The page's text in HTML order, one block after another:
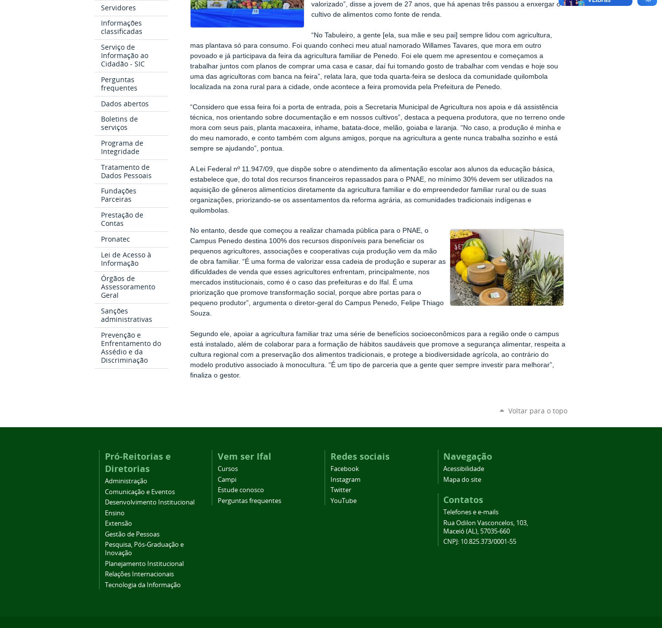
Servidores
Informações
classificadas
Serviço de
Informação ao
Cidadão - SIC
Perguntas
frequentes
Dados abertos
Boletins de
serviços
Programa de
Integridade
Tratamento de
Dados Pessoais
Fundações
Parceiras
Prestação de
Contas
Pronatec
Lei de Acesso à
Informação
Órgãos de
Assessoramento
Geral
Sanções
administrativas
Prevenção e
Enfrentamento do
Assédio e da
Discriminação
valorizado”, disse a jovem de 27 anos, que há apenas três passou a enxergar o
cultivo de alimentos como fonte de renda.
“No Tabuleiro, a gente [ela, sua mãe e seu pai] sempre lidou com agricultura,
mas plantava só para consumo. Foi quando conheci meu atual namorado Willames Tavares, que mora em outro
povoado e já participava da feira da agricultura familiar de Penedo. Foi ele quem me apresentou e começamos a
trabalhar juntos com planos de comprar uma casa e casar, daí fui tomando gosto de trabalhar com vendas e hoje sou
uma das agricultoras com banca na feira”, relata Iara, que toda quarta-feira se desloca da comunidade quilombola
localizada na zona rural para a cidade, onde acontece a feira promovida pela Prefeitura de Penedo.
“Considero que essa feira foi a porta de entrada, pois a Secretaria Municipal de Agricultura nos apoia e dá assistência
técnica, nos orientando sobre documentação e em nossos cultivos”, destaca a pequena produtora, que no terreno onde
mora com seus pais, planta macaxeira, inhame, batata-doce, melão, goiaba e laranja. “No caso, a produção é minha e
do meu namorado, e conto também com alguns amigos, porque na agricultura a gente nunca trabalha sozinho e está
sempre se ajudando”, pontua.
A Lei Federal nº 11.947/09, que dispõe sobre o atendimento da alimentação escolar aos alunos da educação básica,
estabelece que, do total dos recursos financeiros repassados para o PNAE, no mínimo 30% devem ser utilizados na
aquisição de gêneros alimentícios diretamente da agricultura familiar e do empreendedor familiar rural ou de suas
organizações, priorizando-se os assentamentos da reforma agrária, as comunidades tradicionais indígenas e
quilombolas.
No entanto, desde que começou a realizar chamada pública para o PNAE, o
Campus Penedo destina 100% dos recursos disponíveis para beneficiar os
pequenos agricultores, associações e cooperativas cuja produção vem da mão
de obra familiar. “É uma forma de valorizar essa cadeia de produção e superar as
dificuldades de venda que esses agricultores enfrentam, principalmente, nos
mercados institucionais, como é o caso das prefeituras e do Ifal. É uma
priorização que promove transformação social, porque abre portas para o
pequeno produtor”, argumenta o diretor-geral do Campus Penedo, Felipe Thiago
Souza.
Segundo ele, apoiar a agricultura familiar traz uma série de benefícios socioeconômicos para a região onde o campus
está instalado, além de colaborar para a formação de hábitos saudáveis que promove a segurança alimentar, respeita a
cultura regional com a preservação dos alimentos tradicionais, e protege a biodiversidade agrícola, ao contrário do
modelo produtivo associado à monocultura. “É um tipo de parceria que a gente quer sempre investir para melhorar”,
finaliza o gestor.
Voltar para o topo
Pró-Reitorias e
Diretorias
Administração
Comunicação e Eventos
Desenvolvimento Institucional
Ensino
Extensão
Gestão de Pessoas
Pesquisa, Pós-Graduação e
Inovação
Planejamento Institucional
Relações Internacionais
Tecnologia da Informação
Vem ser Ifal
Cursos
Campi
Estude conosco
Perguntas frequentes
Redes sociais
Facebook
Instagram
Twitter
YouTube
Navegação
Acessibilidade
Mapa do site
Contatos
Telefones e e-mails
Rua Odilon Vasconcelos, 103,
Maceió (AL), 57035-660
CNPJ: 10.825.373/0001-55